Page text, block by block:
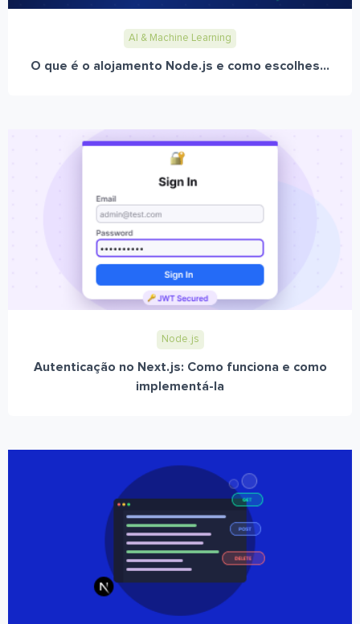
AI & Machine Learning
O que é o alojamento Node.js e como escolhes...
Node.js
Autenticação no Next.js: Como funciona e como
implementá-la